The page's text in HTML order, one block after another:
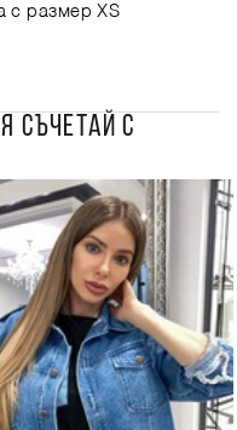
с размер XS
СЪЧЕТАЙ С